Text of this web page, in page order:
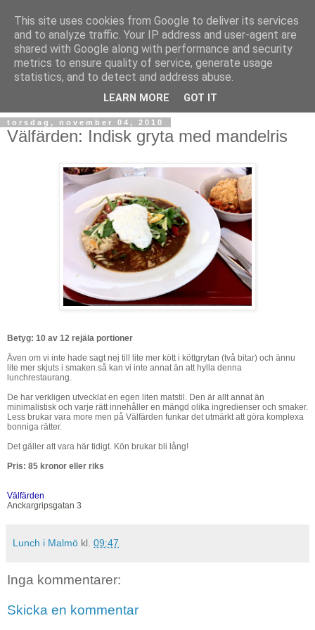
torsdag, november 04, 2010
Välfärden: Indisk gryta med mandelris
Betyg: 10 av 12 rejäla portioner
Även om vi inte hade sagt nej till lite mer kött i köttgrytan (två bitar) och ännu
lite mer skjuts i smaken så kan vi inte annat än att hylla denna
lunchrestaurang.
De har verkligen utvecklat en egen liten matstil. Den är allt annat än
minimalistisk och varje rätt innehåller en mängd olika ingredienser och smaker.
Less brukar vara more men på Välfärden funkar det utmärkt att göra komplexa
bonniga rätter.
Det gäller att vara här tidigt. Kön brukar bli lång!
Pris: 85 kronor eller riks
Välfärden
Anckargripsgatan 3
Lunch i Malmö kl. 09:47
Inga kommentarer:
Skicka en kommentar
This site uses cookies from Google to deliver its services
and to analyze traffic. Your IP address and user-agent are
shared with Google along with performance and security
metrics to ensure quality of service, generate usage
statistics, and to detect and address abuse.
LEARN MORE GOT IT